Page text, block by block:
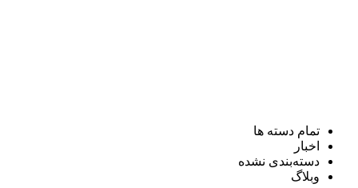
تمام دسته ها
اخبار
دسته‌بندی نشده
وبلاگ